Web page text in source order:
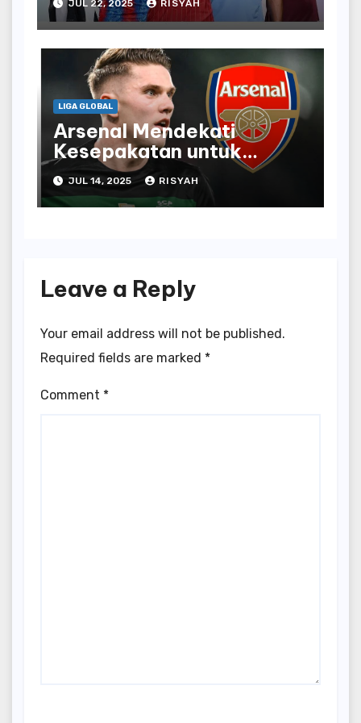
JUL 22, 2025 RISYAH
LIGA GLOBAL
Arsenal Mendekati
Kesepakatan untuk
Penyerang Sporting
Viktor Gyokeres
JUL 14, 2025 RISYAH
Leave a Reply
Your email address will not be published.
Required fields are marked *
Comment *